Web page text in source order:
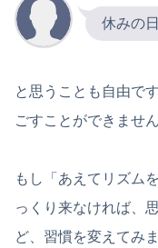
休みの
と思うことも自由で
ごすことができませ
もし「あえてリズム
っくり来なければ、
ど、習慣を変えてみ